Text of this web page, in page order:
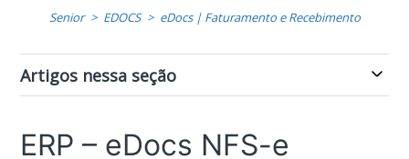
Senior EDOCS eDocs | Faturamento e Recebimento
Artigos nessa seção
ERP – eDocs NFS-e